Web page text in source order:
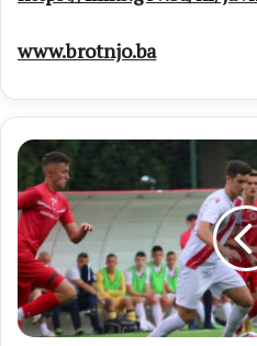
www.brotnjo.ba
ANTONIO
PRSKALO
Talentirani
veznjak
traži
novu
sredinu
i
veću